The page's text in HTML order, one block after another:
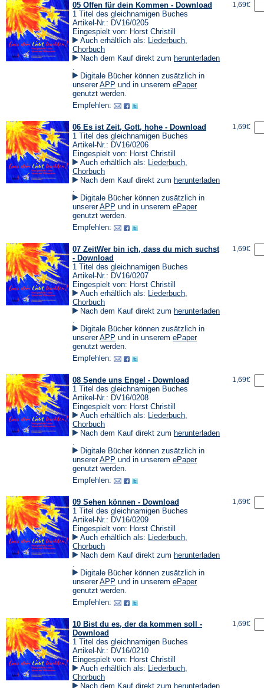
05 Offen für dein Kommen - Download
1 Titel des gleichnamigen Buches
Artikel-Nr.: DV16/0205
Eingespielt von: Horst Christill
Auch erhältlich als: Liederbuch,
Chorbuch
Nach dem Kauf direkt zum herunterladen
in
einem
neuen
Tab)
.
Digitale Bücher können zusätzlich in
unsererAPP (Öffnet
in
neuen
und in unserem ePaper(Öffnet
genutzt werden.
Empfehlen:
1,69€
06 Es ist Zeit, Gott, hohe - Download
1 Titel des gleichnamigen Buches
Artikel-Nr.: DV16/0206
Eingespielt von: Horst Christill
Auch erhältlich als: Liederbuch,
Chorbuch
Nach dem Kauf direkt zum herunterladen
in
einem
neuen
Tab)
.
Digitale Bücher können zusätzlich in
unsererAPP (Öffnet
in
neuen
und in unserem ePaper(Öffnet
genutzt werden.
Empfehlen:
1,69€
07 ZeitWer bin ich, dass du mich suchst
- Download
1 Titel des gleichnamigen Buches
Artikel-Nr.: DV16/0207
Eingespielt von: Horst Christill
Auch erhältlich als: Liederbuch,
Chorbuch
Nach dem Kauf direkt zum herunterladen
in
einem
neuen
Tab)
.
Digitale Bücher können zusätzlich in
unsererAPP (Öffnet
in
neuen
und in unserem ePaper(Öffnet
genutzt werden.
Empfehlen:
1,69€
08 Sende uns Engel - Download
1 Titel des gleichnamigen Buches
Artikel-Nr.: DV16/0208
Eingespielt von: Horst Christill
Auch erhältlich als: Liederbuch,
Chorbuch
Nach dem Kauf direkt zum herunterladen
in
einem
neuen
Tab)
.
Digitale Bücher können zusätzlich in
unsererAPP (Öffnet
in
neuen
und in unserem ePaper(Öffnet
genutzt werden.
Empfehlen:
1,69€
09 Sehen können - Download
1 Titel des gleichnamigen Buches
Artikel-Nr.: DV16/0209
Eingespielt von: Horst Christill
Auch erhältlich als: Liederbuch,
Chorbuch
Nach dem Kauf direkt zum herunterladen
in
einem
neuen
Tab)
.
Digitale Bücher können zusätzlich in
unsererAPP (Öffnet
in
neuen
und in unserem ePaper(Öffnet
genutzt werden.
Empfehlen:
1,69€
10 Bist du es, der da kommen soll -
Download
1 Titel des gleichnamigen Buches
Artikel-Nr.: DV16/0210
Eingespielt von: Horst Christill
Auch erhältlich als: Liederbuch,
Chorbuch
Nach dem Kauf direkt zum herunterladen
1,69€